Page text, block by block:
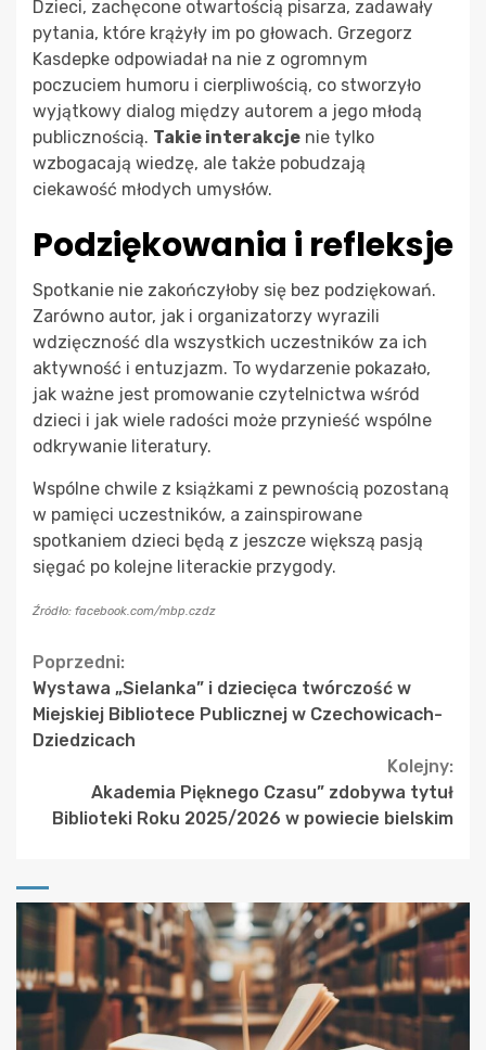
Dzieci, zachęcone otwartością pisarza, zadawały
pytania, które krążyły im po głowach. Grzegorz
Kasdepke odpowiadał na nie z ogromnym
poczuciem humoru i cierpliwością, co stworzyło
wyjątkowy dialog między autorem a jego młodą
publicznością. Takie interakcje nie tylko
wzbogacają wiedzę, ale także pobudzają
ciekawość młodych umysłów.
Podziękowania i refleksje
Spotkanie nie zakończyłoby się bez podziękowań.
Zarówno autor, jak i organizatorzy wyrazili
wdzięczność dla wszystkich uczestników za ich
aktywność i entuzjazm. To wydarzenie pokazało,
jak ważne jest promowanie czytelnictwa wśród
dzieci i jak wiele radości może przynieść wspólne
odkrywanie literatury.
Wspólne chwile z książkami z pewnością pozostaną
w pamięci uczestników, a zainspirowane
spotkaniem dzieci będą z jeszcze większą pasją
sięgać po kolejne literackie przygody.
Źródło: facebook.com/mbp.czdz
Continue
Reading
Poprzedni:
Wystawa „Sielanka” i dziecięca twórczość w
Miejskiej Bibliotece Publicznej w Czechowicach-
Dziedzicach
Kolejny:
Akademia Pięknego Czasu” zdobywa tytuł
Biblioteki Roku 2025/2026 w powiecie bielskim